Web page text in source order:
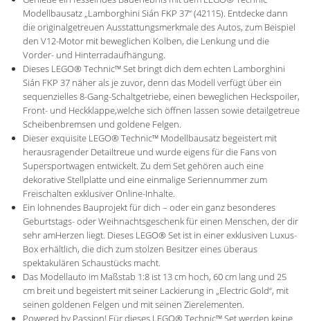
Modellbausatz „Lamborghini Sián FKP 37“ (42115). Entdecke dann
die originalgetreuen Ausstattungsmerkmale des Autos, zum Beispiel
den V12-Motor mit beweglichen Kolben, die Lenkung und die
Vorder- und Hinterradaufhängung.
Dieses LEGO® Technic™ Set bringt dich dem echten Lamborghini
Sián FKP 37 näher als je zuvor, denn das Modell verfügt über ein
sequenzielles 8-Gang-Schaltgetriebe, einen beweglichen Heckspoiler,
Front- und Heckklappe,welche sich öffnen lassen sowie detailgetreue
Scheibenbremsen und goldene Felgen.
Dieser exquisite LEGO® Technic™ Modellbausatz begeistert mit
herausragender Detailtreue und wurde eigens für die Fans von
Supersportwagen entwickelt. Zu dem Set gehören auch eine
dekorative Stellplatte und eine einmalige Seriennummer zum
Freischalten exklusiver Online-Inhalte.
Ein lohnendes Bauprojekt für dich – oder ein ganz besonderes
Geburtstags- oder Weihnachtsgeschenk für einen Menschen, der dir
sehr amHerzen liegt. Dieses LEGO® Set ist in einer exklusiven Luxus-
Box erhältlich, die dich zum stolzen Besitzer eines überaus
spektakulären Schaustücks macht.
Das Modellauto im Maßstab 1:8 ist 13 cm hoch, 60 cm lang und 25
cm breit und begeistert mit seiner Lackierung in „Electric Gold“, mit
seinen goldenen Felgen und mit seinen Zierelementen.
Powered by Passion! Für dieses LEGO® Technic™ Set werden keine